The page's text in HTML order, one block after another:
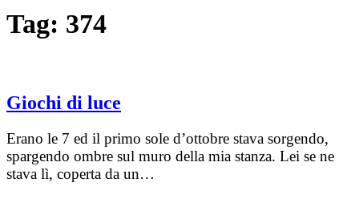
Tag: 374
Giochi di luce
Erano le 7 ed il primo sole d’ottobre stava sorgendo,
spargendo ombre sul muro della mia stanza. Lei se ne
stava lì, coperta da un…